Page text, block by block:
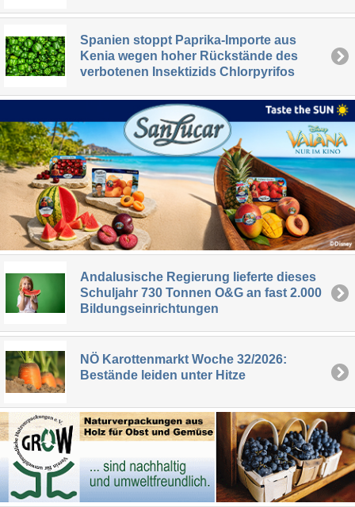
Spanien stoppt Paprika-Importe aus
Kenia wegen hoher Rückstände des
verbotenen Insektizids Chlorpyrifos
Andalusische Regierung lieferte dieses
Schuljahr 730 Tonnen O&G an fast 2.000
Bildungseinrichtungen
NÖ Karottenmarkt Woche 32/2026:
Bestände leiden unter Hitze